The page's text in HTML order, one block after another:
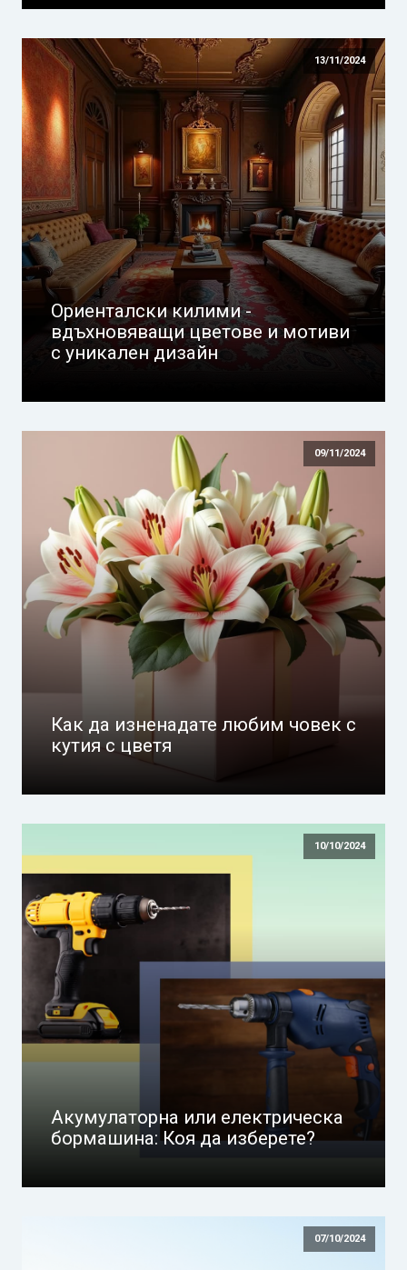
13/11/2024
Ориенталски килими -
вдъхновяващи цветове и мотиви
с уникален дизайн
09/11/2024
Как да изненадате любим човек с
кутия с цветя
10/10/2024
Акумулаторна или електрическа
бормашина: Коя да изберете?
07/10/2024